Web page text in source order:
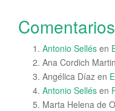
Antonio Sellés en
Ana Cordich
Angélica Díaz en
Antonio Sellés en
Marta Helena de